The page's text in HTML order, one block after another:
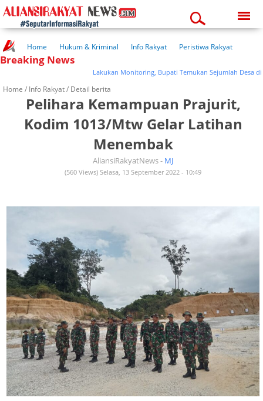
09:14:30 am
Home Hukum & Kriminal Info Rakyat
Peristiwa Rakyat
Kuliner Rakyat
Wisata Rakyat
Kesehatan
Breaking News
Lakukan Monitoring, Bupati Temukan Sejumlah Desa di
Home / Info Rakyat/ Detail berita
Pelihara Kemampuan Prajurit,
Kodim 1013/Mtw Gelar Latihan
Menembak
AliansiRakyatNews - MJ
(560 Views) Selasa, 13 September 2022 - 10:49